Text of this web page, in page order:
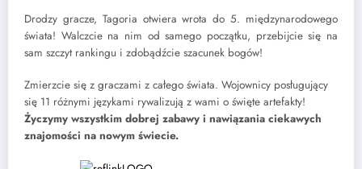
Drodzy gracze, Tagoria otwiera wrota do 5. międzynarodowego
świata! Walczcie na nim od samego początku, przebijcie się na
sam szczyt rankingu i zdobądźcie szacunek bogów!
Zmierzcie się z graczami z całego świata. Wojownicy posługujący
się 11 różnymi językami rywalizują z wami o święte artefakty!
Życzymy wszystkim dobrej zabawy i nawiązania ciekawych
znajomości na nowym świecie.